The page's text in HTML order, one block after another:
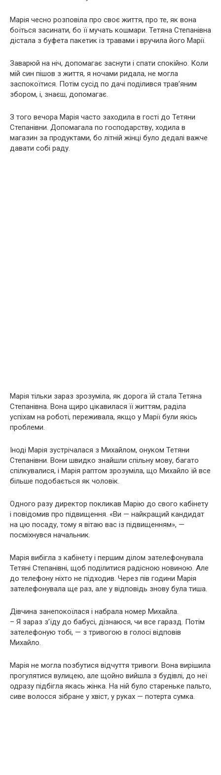
Марія чесно розповіла про своє життя, про те, як вона
боїться засинати, бо її мучать кошмари. Тетяна Степанівна
дістала з буфета пакетик із травами і вручила його Марії.
Заварюй на ніч, допомагає заснути і спати спокійно. Коли
мій син пішов з життя, я ночами ридала, не могла
заспокоїтися. Потім сусід по дачі поділився трав’яним
збором, і, знаєш, допомагає.
З того вечора Марія часто заходила в гості до Тетяни
Степанівни. Допомагала по господарству, ходила в
магазин за продуктами, бо літній жінці було дедалі важче
давати собі раду.
Марія тільки зараз зрозуміла, як дорога їй стала Тетяна
Степанівна. Вона щиро цікавилася її життям, раділа
успіхам на роботі, переживала, якщо у Марії були якісь
проблеми.
Іноді Марія зустрічалася з Михайлом, онуком Тетяни
Степанівни. Вони швидко знайшли спільну мову, багато
спілкувалися, і Марія раптом зрозуміла, що Михайло їй все
більше подобається як чоловік.
Одного разу директор покликав Марію до свого кабінету
і повідомив про підвищення. «Ви — найкращий кандидат
на цю посаду, тому я вітаю вас із підвищенням», —
посміхнувся начальник.
Марія вибігла з кабінету і першим ділом зателефонувала
Тетяні Степанівні, щоб поділитися радісною новиною. Але
до телефону ніхто не підходив. Через пів години Марія
зателефонувала ще раз, але у відповідь знову була тиша.
Дівчина занепокоїлася і набрала номер Михайла.
– Я зараз з’їду до бабусі, дізнаюся, чи все гаразд. Потім
зателефоную тобі, — з тривогою в голосі відповів
Михайло.
Марія не могла позбутися відчуття тривоги. Вона вирішила
прогулятися вулицею, але щойно вийшла з будівлі, до неї
одразу підбігла якась жінка. На ній було стареньке пальто,
сиве волосся зібране у хвіст, у руках — потерта сумка.